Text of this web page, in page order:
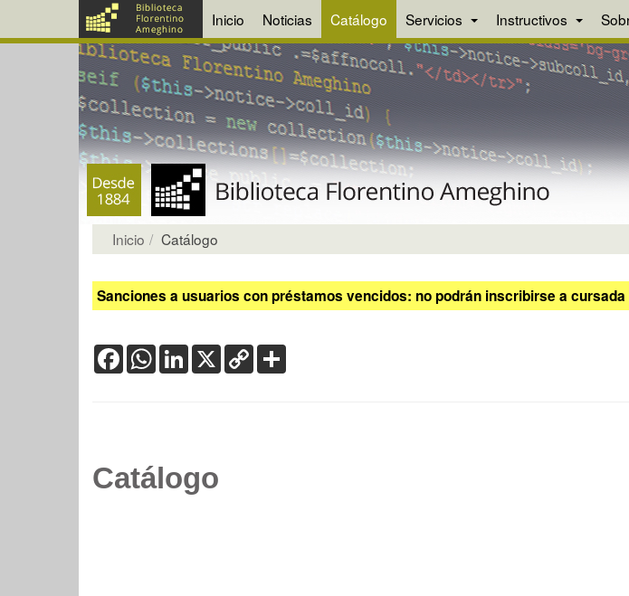
Inicio Noticias Catálogo Servicios Instructivos
Inicio Catálogo
Sanciones a usuarios con préstamos vencidos: no podrán inscribirse a
FacebookWhatsApp
LinkedIn
X Copy
Link
Catálogo